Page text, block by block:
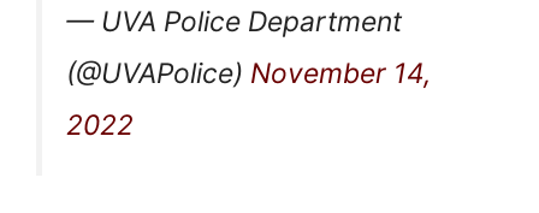
— UVA Police Department
(@UVAPolice) November 14,
2022